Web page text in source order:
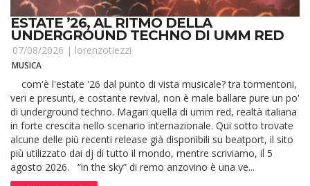
ESTATE ’26, AL RITMO DELLA
UNDERGROUND TECHNO DI UMM RED
07/08/2026 | lorenzotiezzi
MUSICA
com'è l'estate '26 dal punto di vista musicale? tra tormentoni,
veri e presunti, e costante revival, non è male ballare pure un po'
di underground techno. Magari quella di umm red, realtà italiana
in forte crescita nello scenario internazionale. Qui sotto trovate
alcune delle più recenti release già disponibili su beatport, il sito
più utilizzato dai dj di tutto il mondo, mentre scriviamo, il 5
agosto 2026. “in the sky” di remo anzovino è una ve...